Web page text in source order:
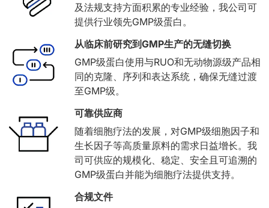
及法规支持方面积累的专业经验，我公司可
提供行业领先GMP级蛋白。
从临床前研究到GMP生产的无缝切换
GMP级蛋白使用与RUO和无动物源级产品相
同的克隆、序列和表达系统，确保无缝过渡
至GMP级。
可靠供应商
随着细胞疗法的发展，对GMP级细胞因子和
生长因子等高质量原料的需求日益增长。我
司可供应的规模化、稳定、安全且可追溯的
GMP级蛋白并能为细胞疗法提供支持。
合规文件